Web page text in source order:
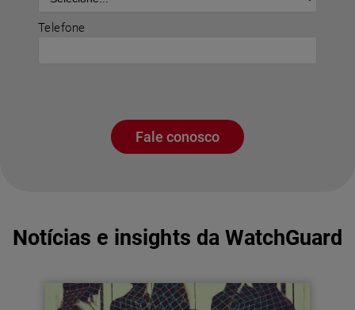
Telefone
Fale conosco
Notícias e insights da WatchGuard